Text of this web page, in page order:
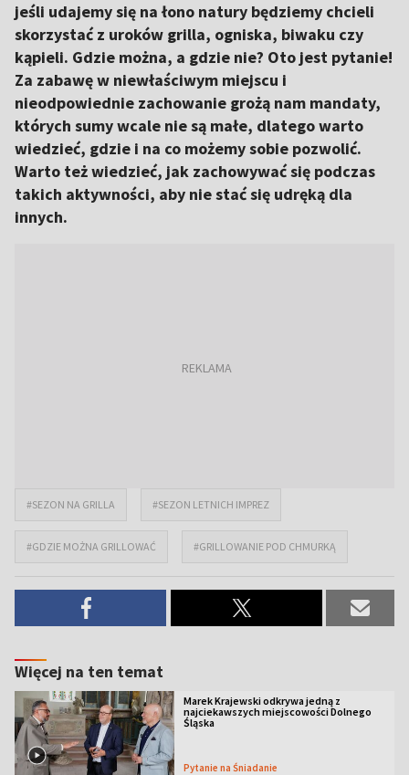
jeśli udajemy się na łono natury będziemy chcieli
skorzystać z uroków grilla, ogniska, biwaku czy
kąpieli. Gdzie można, a gdzie nie? Oto jest pytanie!
Za zabawę w niewłaściwym miejscu i
nieodpowiednie zachowanie grożą nam mandaty,
których sumy wcale nie są małe, dlatego warto
wiedzieć, gdzie i na co możemy sobie pozwolić.
Warto też wiedzieć, jak zachowywać się podczas
takich aktywności, aby nie stać się udręką dla
innych.
#SEZON NA GRILLA #SEZON LETNICH IMPREZ
#GDZIE MOŻNA GRILLOWAĆ #GRILLOWANIE POD CHMURKĄ
Więcej na ten temat
Marek Krajewski odkrywa jedną z
najciekawszych miejscowości Dolnego
Śląska
Pytanie na Śniadanie